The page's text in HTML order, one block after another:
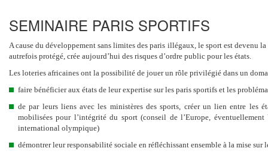
SEMINAIRE PARIS SPORTIFS
A cause du développement sans limites des paris illégaux, le sport est devenu
autrefois protégé, crée aujourd’hui des risques d’ordre public pour les états.
Les loteries africaines ont la possibilité de jouer un rôle privilégié dans un
faire bénéficier aux états de leur expertise sur les paris sportifs et les
de par leurs liens avec les ministères des sports, créer un lien entre les
mobilisées pour l’intégrité du sport (conseil de l’Europe,
international olympique)
démontrer leur responsabilité sociale en réfléchissant ensemble à la mise sur